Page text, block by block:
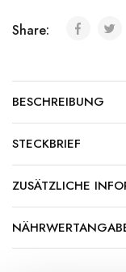
Share:
BESCHREIBUNG
STECKBRIEF
ZUSÄTZLICHE